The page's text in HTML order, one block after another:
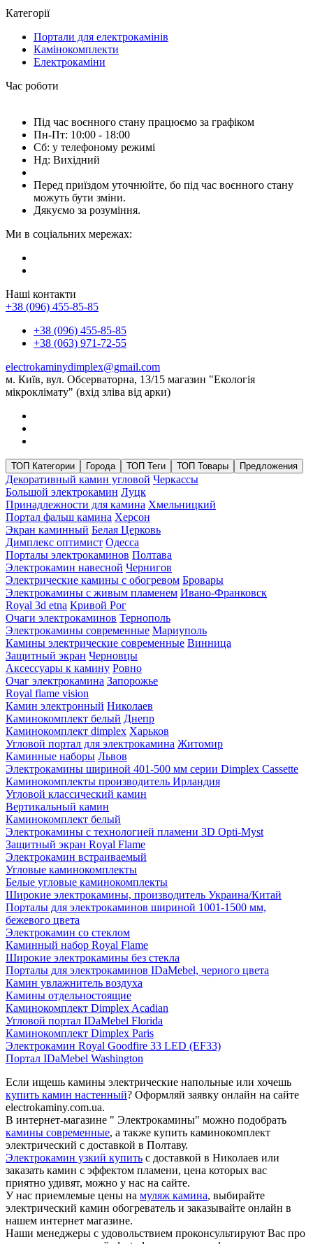
Категорії
Портали для електрокамінів
Камінокомплекти
Електрокаміни
Час роботи
Під час воєнного стану працюємо за графіком
Пн-Пт: 10:00 - 18:00
Сб: у телефоному режимі
Нд: Вихідний
Перед приїздом уточнюйте, бо під час воєнного стану
можуть бути зміни.
Дякуємо за розуміння.
Ми в соціальних мережах:
Наші контакти
+38 (096) 455-85-85
+38 (096) 455-85-85
+38 (063) 971-72-55
electrokaminydimplex@gmail.com
м. Київ, вул. Обсерваторна, 13/15 магазин "Екологія
мікроклімату" (вхід зліва від арки)
ТОП Категории Города ТОП Теги ТОП Товары Предложения
Декоративный камин угловой Черкассы
Большой электрокамин Луцк
Принадлежности для камина Хмельницкий
Портал фальш камина Херсон
Экран каминный Белая Церковь
Димплекс оптимист Одесса
Порталы электрокаминов Полтава
Электрокамин навесной Чернигов
Электрические камины с обогревом Бровары
Электрокамины с живым пламенем Ивано-Франковск
Royal 3d etna Кривой Рог
Очаги электрокаминов Тернополь
Электрокамины современные Мариуполь
Камины электрические современные Винница
Защитный экран Черновцы
Аксессуары к камину Ровно
Очаг электрокамина Запорожье
Royal flame vision
Камин электронный Николаев
Каминокомплект белый Днепр
Каминокомплект dimplex Харьков
Угловой портал для электрокамина Житомир
Каминные наборы Львов
Электрокамины шириной 401-500 мм серии Dimplex Cassette
Каминокомплекты производитель Ирландия
Угловой классический камин
Вертикальный камин
Каминокомплект белый
Электрокамины с технологией пламени 3D Opti-Myst
Защитный экран Royal Flame
Электрокамин встраиваемый
Угловые каминокомплекты
Белые угловые каминокомплекты
Широкие электрокамины, производитель Украина/Китай
Порталы для электрокаминов шириной 1001-1500 мм,
бежевого цвета
Электрокамин со стеклом
Каминный набор Royal Flame
Широкие электрокамины без стекла
Порталы для электрокаминов IDaMebel, черного цвета
Камин увлажнитель воздуха
Камины отдельностоящие
Каминокомплект Dimplex Acadian
Угловой портал IDaMebel Florida
Каминокомплект Dimplex Paris
Электрокамин Royal Goodfire 33 LED (EF33)
Портал IDaMebel Washington
Если ищешь камины электрические напольные или хочешь
купить камин настенный? Оформляй заявку онлайн на сайте
electrokaminy.com.ua.
В интернет-магазине " Электрокамины" можно подобрать
камины современные, а также купить каминокомплект
электрический с доставкой в Полтаву.
Электрокамин узкий купить с доставкой в Николаев или
заказать камин с эффектом пламени, цена которых вас
приятно удивят, можно у нас на сайте.
У нас приемлемые цены на муляж камина, выбирайте
электрический камин обогреватель и заказывайте онлайн в
нашем интернет магазине.
Наши менеджеры с удовольствием проконсультируют Вас про